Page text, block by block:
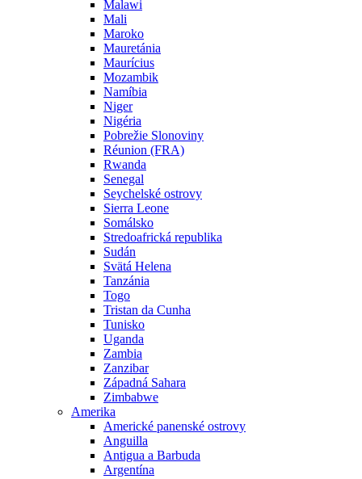
Malawi
Mali
Maroko
Mauretánia
Maurícius
Mozambik
Namíbia
Niger
Nigéria
Pobrežie Slonoviny
Réunion (FRA)
Rwanda
Senegal
Seychelské ostrovy
Sierra Leone
Somálsko
Stredoafrická republika
Sudán
Svätá Helena
Tanzánia
Togo
Tristan da Cunha
Tunisko
Uganda
Zambia
Zanzibar
Západná Sahara
Zimbabwe
Amerika
Americké panenské ostrovy
Anguilla
Antigua a Barbuda
Argentína